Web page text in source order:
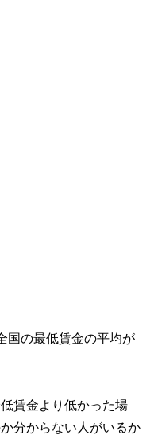
国の最低賃金の平均が
賃金より低かった場
分からない人がいるか